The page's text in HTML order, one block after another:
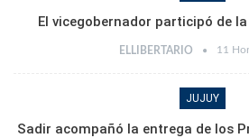
El vicegobernador participó de
ELLIBERTARIO 11
JUJUY
Sadir acompañó la entrega de los